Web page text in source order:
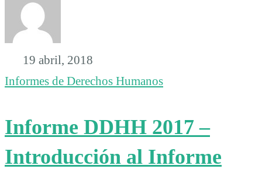
19 abril, 2018
Informes de Derechos Humanos
Informe DDHH 2017 –
Introducción al Informe